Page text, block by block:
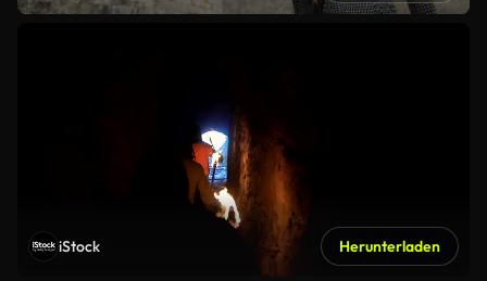
iStock Herunterladen